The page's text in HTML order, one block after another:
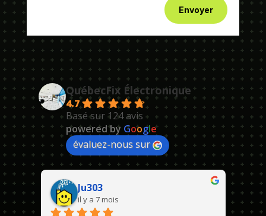
Envoyer
QuébecFix Électronique
4.7
Basé sur 124 avis
powered by Google
évaluez-nous sur
Ju303
il y a 7 mois